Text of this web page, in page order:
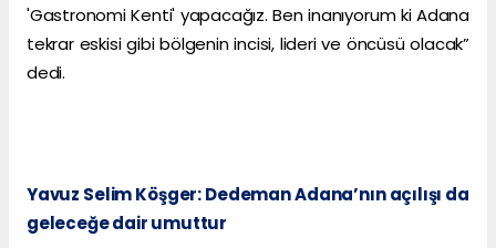
'Gastronomi Kenti' yapacağız. Ben inanıyorum ki Adana
tekrar eskisi gibi bölgenin incisi, lideri ve öncüsü olacak”
dedi.
Yavuz Selim Köşger: Dedeman Adana’nın açılışı da
geleceğe dair umuttur